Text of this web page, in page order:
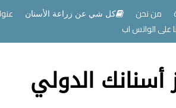
من نحن كل شي عن زراعة الأسنان
على الواتس اب
أسنانك الدولي